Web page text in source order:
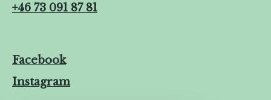
+46 73 091 87 81
Facebook
Instagram